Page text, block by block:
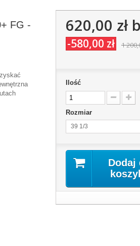
FG -
620,00 zł
-580,00 zł 1
Ilość
Rozmiar
39 1/3
Dodaj